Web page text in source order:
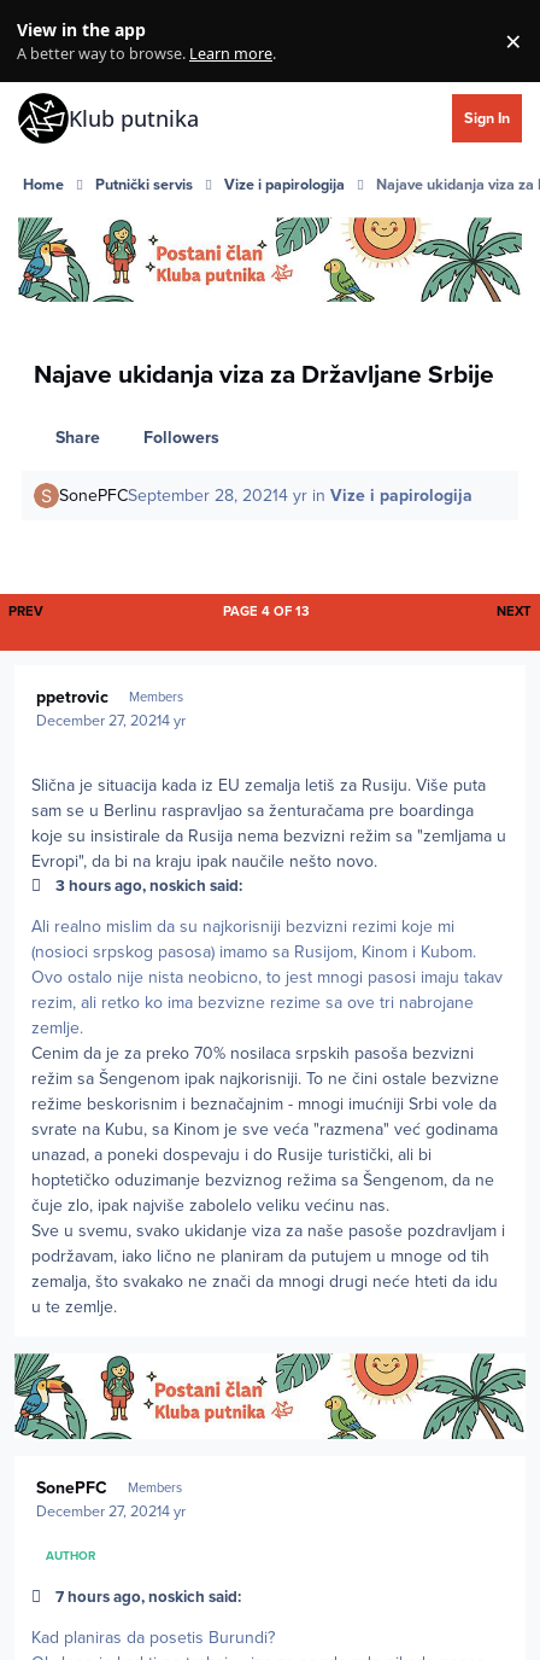
View in the app
A better way to browse. Learn more. ×
Klub putnika Sign In
Home Putnički servis Vize i papirologija Najave ukidanja viza
Najave ukidanja viza za Državljane Srbije
Share Followers
SonePFCSeptember 28, 20214 yr inVize i papirologija
FIRST PAGE
PREV NEXT
PAGE 4 OF 13
ppetrovic Members
December 27, 20214 yr
Slična je situacija kada iz EU zemalja letiš za Rusiju. Više puta
sam se u Berlinu raspravljao sa ženturačama pre boardinga
koje su insistirale da Rusija nema bezvizni režim sa "zemljama u
Evropi", da bi na kraju ipak naučile nešto novo.
3 hours ago, noskich said:
Ali realno mislim da su najkorisniji bezvizni rezimi koje mi
(nosioci srpskog pasosa) imamo sa Rusijom, Kinom i Kubom.
Ovo ostalo nije nista neobicno, to jest mnogi pasosi imaju takav
rezim, ali retko ko ima bezvizne rezime sa ove tri nabrojane
zemlje.
Cenim da je za preko 70% nosilaca srpskih pasoša bezvizni
režim sa Šengenom ipak najkorisniji. To ne čini ostale bezvizne
režime beskorisnim i beznačajnim - mnogi imućniji Srbi vole da
svrate na Kubu, sa Kinom je sve veća "razmena" već godinama
unazad, a poneki dospevaju i do Rusije turistički, ali bi
hoptetičko oduzimanje bezviznog režima sa Šengenom, da ne
čuje zlo, ipak najviše zabolelo veliku većinu nas.
Sve u svemu, svako ukidanje viza za naše pasoše pozdravljam i
podržavam, iako lično ne planiram da putujem u mnoge od tih
zemalja, što svakako ne znači da mnogi drugi neće hteti da idu
u te zemlje.
SonePFC Members
December 27, 20214 yr
AUTHOR
7 hours ago, noskich said:
Kad planiras da posetis Burundi?